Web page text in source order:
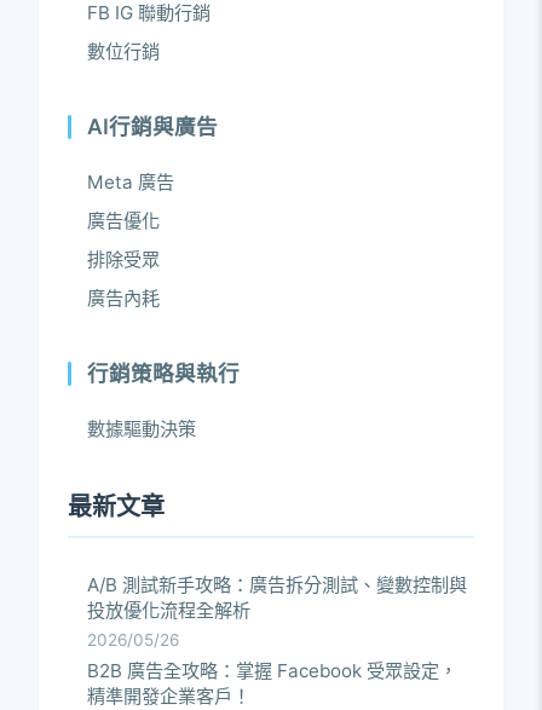
FB IG 聯動行銷
數位行銷
AI行銷與廣告
Meta 廣告
廣告優化
排除受眾
廣告內耗
行銷策略與執行
數據驅動決策
最新文章
A/B 測試新手攻略：廣告拆分測試、變數控制與
投放優化流程全解析
2026/05/26
B2B 廣告全攻略：掌握 Facebook 受眾設定，
精準開發企業客戶！